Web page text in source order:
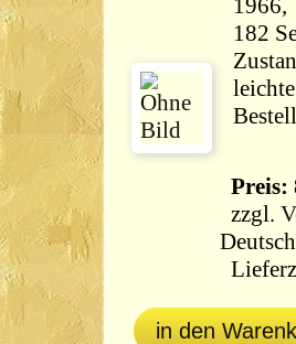
Preis:
zzgl.
in den